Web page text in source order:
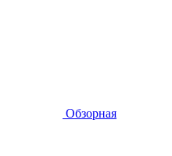
Обзорная